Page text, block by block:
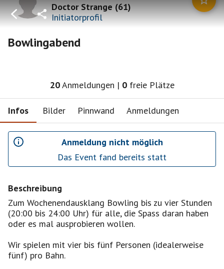
Doctor Strange(61)
Initiatorprofil
Bowlingabend
20Anmeldungen | 0 freie Plätze
Infos Bilder Pinnwand Anmeldungen
Anmeldung nicht möglich
Das Event fand bereits statt
Beschreibung
Zum Wochenendausklang Bowling bis zu vier Stunden
(20:00 bis 24:00 Uhr) für alle, die Spass daran haben
oder es mal ausprobieren wollen.
Wir spielen mit vier bis fünf Personen (idealerweise
fünf) pro Bahn.